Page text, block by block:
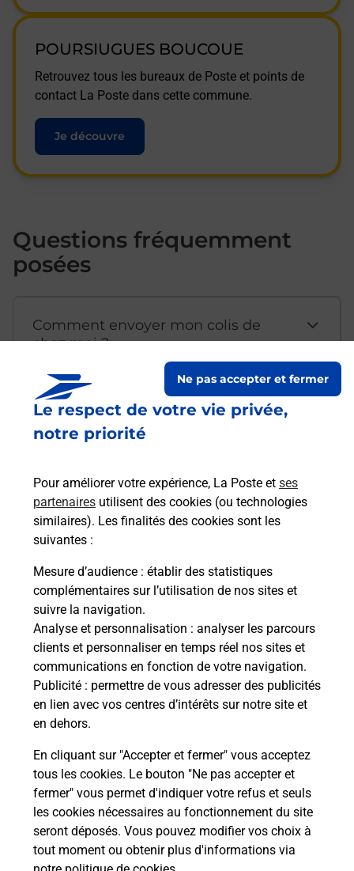
Le respect de votre vie privée,
notre priorité
Pour améliorer votre expérience, La Poste et ses
partenaires utilisent des cookies (ou technologies
similaires). Les finalités des cookies sont les
suivantes :
Mesure d’audience : établir des statistiques
complémentaires sur l’utilisation de nos sites et
suivre la navigation.
Analyse et personnalisation : analyser les parcours
clients et personnaliser en temps réel nos sites et
communications en fonction de votre navigation.
Publicité : permettre de vous adresser des publicités
en lien avec vos centres d’intérêts sur notre site et
en dehors.
En cliquant sur "Accepter et fermer" vous acceptez
tous les cookies. Le bouton "Ne pas accepter et
fermer" vous permet d'indiquer votre refus et seuls
les cookies nécessaires au fonctionnement du site
seront déposés. Vous pouvez modifier vos choix à
tout moment ou obtenir plus d'informations via
Ne pas accepter et fermer
POURSIUGUES BOUCOUE
Retrouvez tous les bureaux de Poste et points de
contact La Poste dans cette commune.
Je découvre
Questions fréquemment
posées
Comment envoyer mon colis de
chez moi ?
Est-il possible d’acheter un
emballage directement depuis un
bureau de Poste ?
Comment demander une
modification de livraison ?
Comment La Poste participe-t-elle
à votre sécurité au quotidien ?
Puis-je passer mon code de la route
avec La Poste et sous quelles
conditions ?
Localiser Liste
Pyrénées Atlantiques
PIETS PLASENCE MOUSTROU